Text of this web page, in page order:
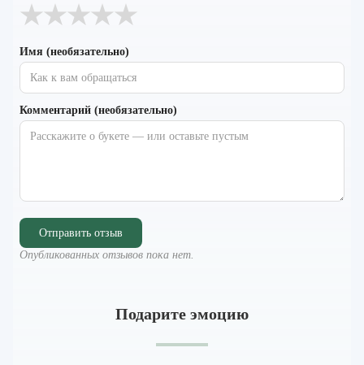
★
★
★
★
★
Имя (необязательно)
Комментарий (необязательно)
Отправить отзыв
Опубликованных отзывов пока нет.
Подарите эмоцию